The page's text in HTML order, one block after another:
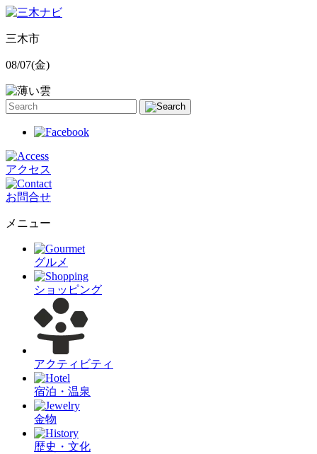
三木市
08/07(金)
アクセス
お問合せ
メニュー
グルメ
ショッピング
アクティビティ
宿泊・温泉
金物
歴史・文化